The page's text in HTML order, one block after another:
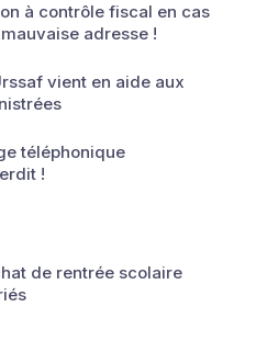
à contrôle fiscal en cas
adresse !
vient en aide aux
téléphonique
!
de rentrée scolaire